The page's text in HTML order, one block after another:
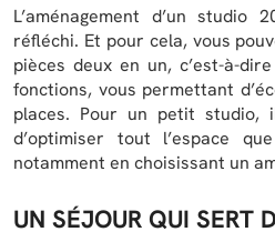
L’aménagement d’un studio
réfléchi. Et pour cela, vous
pièces deux en un, c’est-à-
fonctions, vous permettant
places. Pour un petit studio,
d’optimiser tout l’espace
notamment en choisissant un
UN SÉJOUR QUI SERT